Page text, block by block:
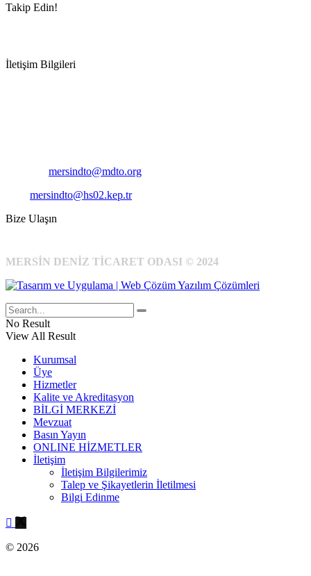
Takip Edin!
İletişim Bilgileri
mersindto@mdto.org
mersindto@hs02.kep.tr
Bize Ulaşın
MERSİN DENİZ TİCARET ODASI © 2024
No Result
View All Result
Kurumsal
Üye
Hizmetler
Kalite ve Akreditasyon
BİLGİ MERKEZİ
Mevzuat
Basın Yayın
ONLINE HİZMETLER
İletişim
İletişim Bilgilerimiz
Talep ve Şikayetlerin İletilmesi
Bilgi Edinme
© 2026